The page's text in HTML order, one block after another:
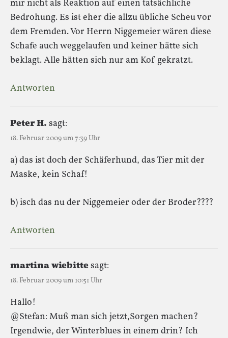
mir nicht als Reaktion auf einen tatsächliche
Bedrohung. Es ist eher die allzu übliche Scheu vor
dem Fremden. Vor Herrn Niggemeier wären diese
Schafe auch weggelaufen und keiner hätte sich
beklagt. Alle hätten sich nur am Kof gekratzt.
Antworten
Peter H. sagt:
18. Februar 2009 um 7:39 Uhr
a) das ist doch der Schäferhund, das Tier mit der
Maske, kein Schaf!
b) isch das nu der Niggemeier oder der Broder????
Antworten
martina wiebittesagt:
18. Februar 2009 um 10:51 Uhr
Hallo!
@Stefan: Muß man sich jetzt,Sorgen machen?
Irgendwie, der Winterblues in einem drin? Ich